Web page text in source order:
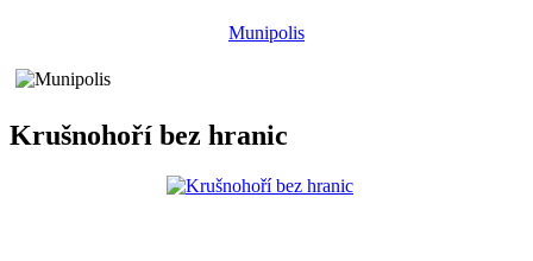
Munipolis
Krušnohoří bez hranic